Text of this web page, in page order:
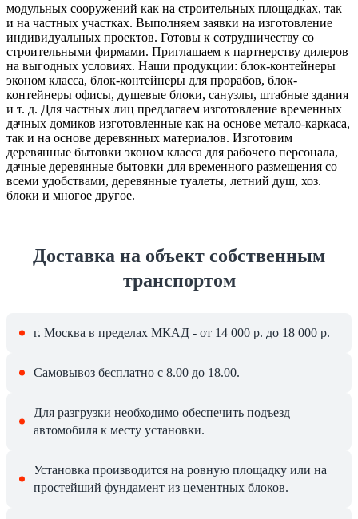
модульных сооружений как на строительных площадках, так
и на частных участках. Выполняем заявки на изготовление
индивидуальных проектов. Готовы к сотрудничеству со
строительными фирмами. Приглашаем к партнерству дилеров
на выгодных условиях. Наши продукции: блок-контейнеры
эконом класса, блок-контейнеры для прорабов, блок-
контейнеры офисы, душевые блоки, санузлы, штабные здания
и т. д. Для частных лиц предлагаем изготовление временных
дачных домиков изготовленные как на основе метало-каркаса,
так и на основе деревянных материалов. Изготовим
деревянные бытовки эконом класса для рабочего персонала,
дачные деревянные бытовки для временного размещения со
всеми удобствами, деревянные туалеты, летний душ, хоз.
блоки и многое другое.
Доставка на объект собственным
транспортом
г. Москва в пределах МКАД - от 14 000 р. до 18 000 р.
Самовывоз бесплатно с 8.00 до 18.00.
Для разгрузки необходимо обеспечить подъезд
автомобиля к месту установки.
Установка производится на ровную площадку или на
простейший фундамент из цементных блоков.